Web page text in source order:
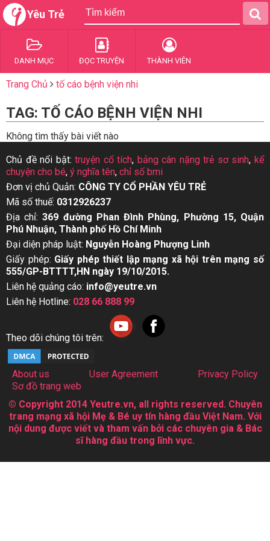
Yêu Trẻ
DANH MỤC ĐỌC TRUYỆN THÀNH VIÊN
Trang Chủ tố cáo bệnh viện nhi
TAG: TỐ CÁO BỆNH VIỆN NHI
Không tìm thấy bài viết nào
Chủ đề nổi bật:truyện cổ tích, bảng cân nặng trẻ sơ sinh,kể
chuyện cho bé, ý nghĩa tên, chỉ số bmi
Đơn vị chủ Quản: CÔNG TY CỔ PHẦN YÊU TRẺ
Mã số thuế: 0312926237
Địa chỉ:369 đường Phan Đình Phùng, Phường 15, Quận
Phú Nhuận, Thành phố Hồ Chí Minh
Đại diện pháp luật: Nguyễn Hoàng Phượng Linh
Giấy phép: Giấy phép thiết lập mạng xã hội trên mạng số
555/GP-BTTTT,HN ngày 19/10/2015.
Liên hệ quảng cáo: info@yeutre.vn
Liên hệ Hotline: 028 66 888 99
Theo dõi chúng tôi trên:
About us User Agreement
Privacy Policy
Sơ đồ trang web
© Copyright 2014 Yeutre.vn, all rights reserved. Chuyên
trang mạng xã hội Mẹ & Bé uy tín hàng đầu Việt Nam. Với
nội dung được viết và tham vấn bởi các chuyên gia & Bác
sĩ hàng đầu trong lĩnh vực.